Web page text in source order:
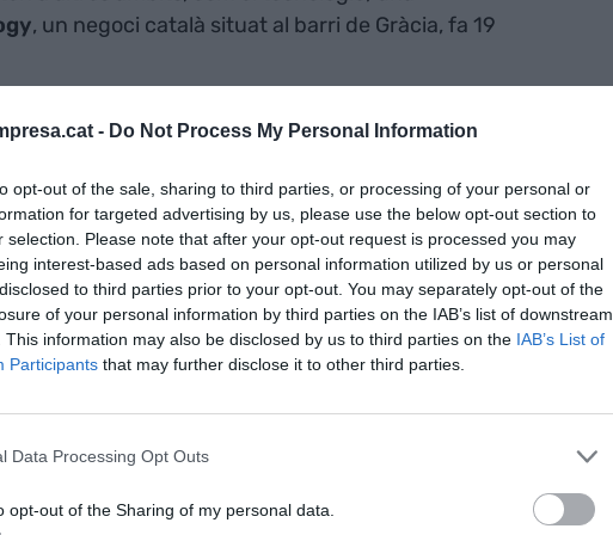
- Do Not Process My Personal Information
opt-out of the sale, sharing to third parties, or processing of your personal or
for targeted advertising by us, please use the below opt-out section to
selection. Please note that after your opt-out request is processed you may
interest-based ads based on personal information utilized by us or personal
to third parties prior to your opt-out. You may separately opt-out of the
of your personal information by third parties on the IAB’s list of downstream
This information may also be disclosed by us to third parties on the IAB’s List of
Participants that may further disclose it to other third parties.
Data Processing Opt Outs
opt-out of the Sharing of my personal data.
, un negoci català situat al barri de Gràcia, fa 19
de rènting
alternativa a
la millor i última
d’apropar la millor i última tecnologia a
Club Cambrade la Cambra de Comerç de